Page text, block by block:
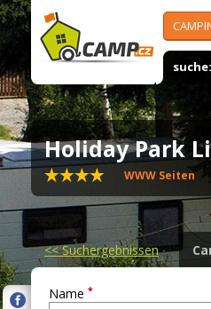
suche:
Holiday Park
WWW Seiten
<<Suchergebnissen
Name *